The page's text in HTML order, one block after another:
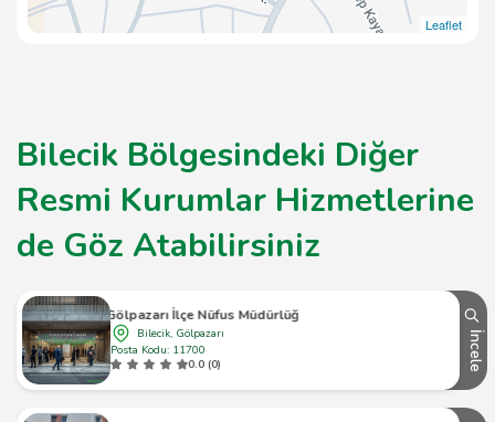
Leaflet
Bilecik Bölgesindeki Diğer
Resmi Kurumlar Hizmetlerine
de Göz Atabilirsiniz
Gölpazarı İlçe Nüfus Müdürlüğü
Bilecik, Gölpazarı
Posta Kodu: 11700
0.0 (0)
İncele